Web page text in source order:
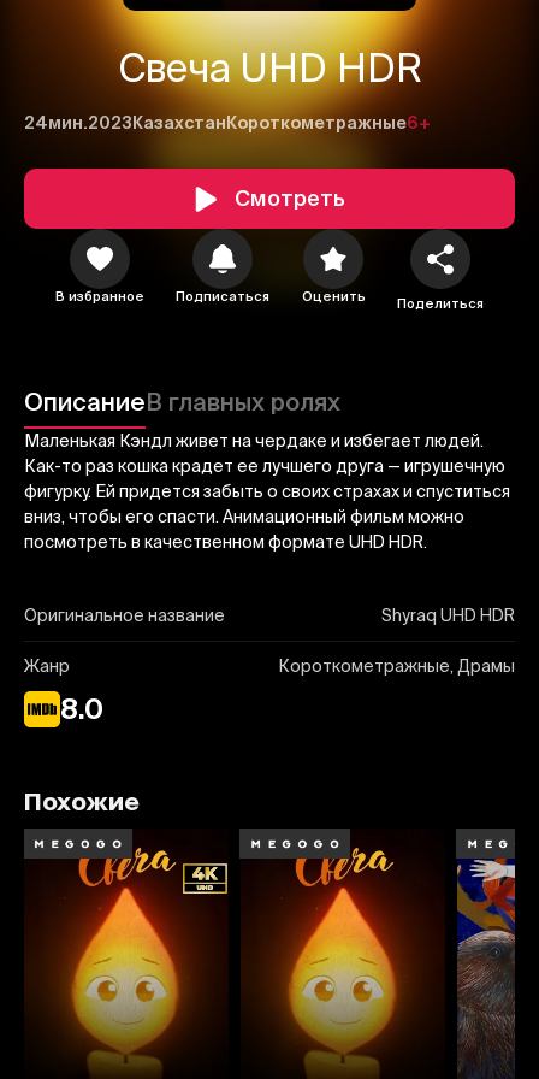
Свеча UHD HDR
24мин.2023 Казахстан Короткометражные6+
Смотреть
В избранное Подписаться Оценить Поделиться
ОписаниеВ главных ролях
Маленькая Кэндл живет на чердаке и избегает людей.
Как-то раз кошка крадет ее лучшего друга — игрушечную
фигурку. Ей придется забыть о своих страхах и спуститься
вниз, чтобы его спасти. Анимационный фильм можно
посмотреть в качественном формате UHD HDR.
Оригинальное название Shyraq UHD HDR
Жанр Короткометражные, Драмы
8.0
1 2 3
Похожие
8.0 8.0